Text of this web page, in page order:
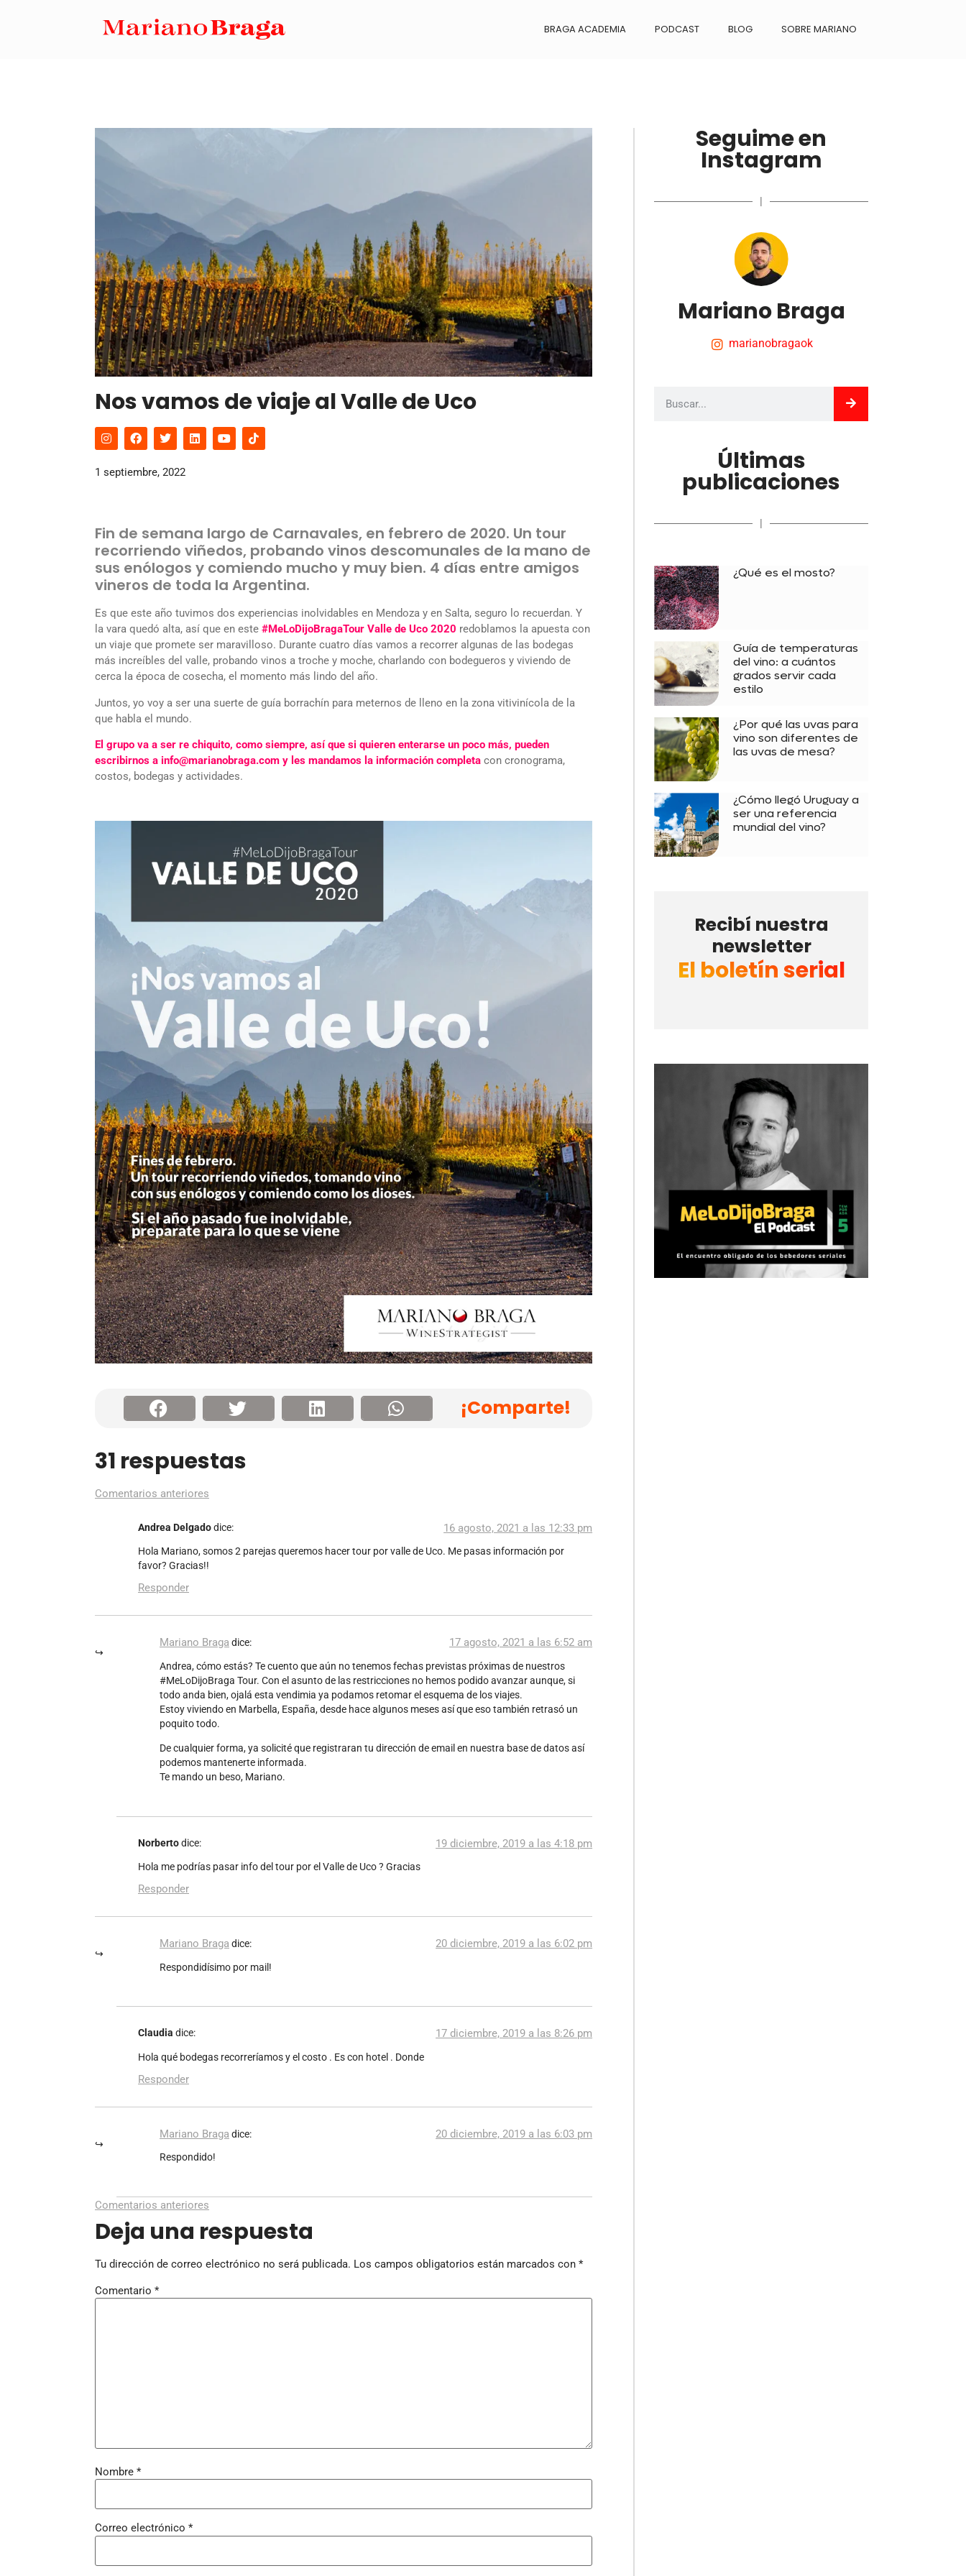
BRAGA ACADEMIA PODCAST BLOG SOBRE MARIANO
Nos vamos de viaje al Valle de Uco
1 septiembre, 2022
Fin de semana largo de Carnavales, en febrero de 2020. Un tour
recorriendo viñedos, probando vinos descomunales de la mano de
sus enólogos y comiendo mucho y muy bien. 4 días entre amigos
vineros de toda la Argentina.
Es que este año tuvimos dos experiencias inolvidables en Mendoza y en Salta, seguro lo recuerdan. Y
la vara quedó alta, así que en este #MeLoDijoBragaTour Valle de Uco 2020 redoblamos la apuesta con
un viaje que promete ser maravilloso. Durante cuatro días vamos a recorrer algunas de las bodegas
más increíbles del valle, probando vinos a troche y moche, charlando con bodegueros y viviendo de
cerca la época de cosecha, el momento más lindo del año.
Juntos, yo voy a ser una suerte de guía borrachín para meternos de lleno en la zona vitivinícola de la
que habla el mundo.
El grupo va a ser re chiquito, como siempre, así que si quieren enterarse un poco más, pueden
escribirnos a info@marianobraga.com y les mandamos la información completa con cronograma,
costos, bodegas y actividades.
¡Comparte!
31 respuestas
Comentarios anteriores
Andrea Delgadodice: 16 agosto, 2021 a las 12:33 pm
Hola Mariano, somos 2 parejas queremos hacer tour por valle de Uco. Me pasas información por
favor? Gracias!!
Responder
Mariano Braga dice: 17 agosto, 2021 a las 6:52 am
Andrea, cómo estás? Te cuento que aún no tenemos fechas previstas próximas de nuestros
#MeLoDijoBraga Tour. Con el asunto de las restricciones no hemos podido avanzar aunque, si
todo anda bien, ojalá esta vendimia ya podamos retomar el esquema de los viajes.
Estoy viviendo en Marbella, España, desde hace algunos meses así que eso también retrasó un
poquito todo.
De cualquier forma, ya solicité que registraran tu dirección de email en nuestra base de datos así
podemos mantenerte informada.
Te mando un beso, Mariano.
Norbertodice: 19 diciembre, 2019 a las 4:18 pm
Hola me podrías pasar info del tour por el Valle de Uco ? Gracias
Responder
Mariano Braga dice: 20 diciembre, 2019 a las 6:02 pm
Respondidísimo por mail!
Claudia dice: 17 diciembre, 2019 a las 8:26 pm
Hola qué bodegas recorreríamos y el costo . Es con hotel . Donde
Responder
Mariano Braga dice: 20 diciembre, 2019 a las 6:03 pm
Respondido!
Comentarios anteriores
Deja una respuesta
Tu dirección de correo electrónico no será publicada. Los campos obligatorios están marcados con *
Comentario *
Nombre *
Correo electrónico *
Seguime en
Instagram
|
Mariano Braga
marianobragaok
Últimas
publicaciones
|
¿Qué es el mosto?
Guía de temperaturas
del vino: a cuántos
grados servir cada
estilo
¿Por qué las uvas para
vino son diferentes de
las uvas de mesa?
¿Cómo llegó Uruguay a
ser una referencia
mundial del vino?
Recibí nuestra
newsletter
El boletín serial